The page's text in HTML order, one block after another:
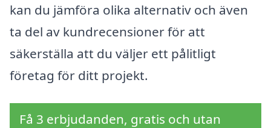
kan du jämföra olika alternativ och även
ta del av kundrecensioner för att
säkerställa att du väljer ett pålitligt
företag för ditt projekt.
Få 3 erbjudanden, gratis och utan